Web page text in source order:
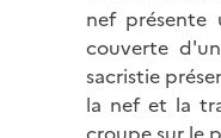
nef présente
couverte
sacristie
la nef et la